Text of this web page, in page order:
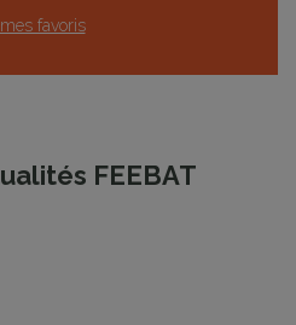
favoris
FEEBAT